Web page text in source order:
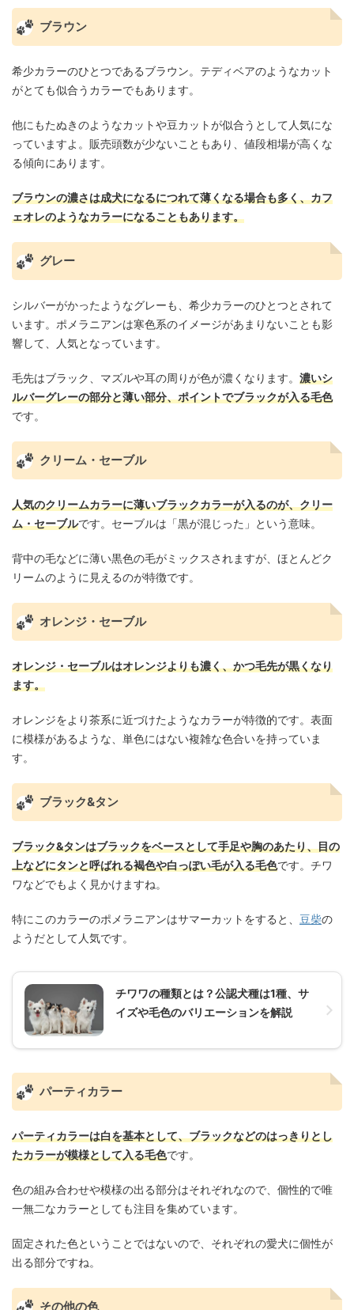
ブラウン
希少カラーのひとつであるブラウン。テディベアのようなカット
がとても似合うカラーでもあります。
他にもたぬきのようなカットや豆カットが似合うとして人気にな
っていますよ。販売頭数が少ないこともあり、値段相場が高くな
る傾向にあります。
ブラウンの濃さは成犬になるにつれて薄くなる場合も多く、カフ
ェオレのようなカラーになることもあります。
グレー
シルバーがかったようなグレーも、希少カラーのひとつとされて
います。ポメラニアンは寒色系のイメージがあまりないことも影
響して、人気となっています。
毛先はブラック、マズルや耳の周りが色が濃くなります。 濃いシ
ルバーグレーの部分と薄い部分、ポイントでブラックが入る毛色
です。
クリーム・セーブル
人気のクリームカラーに薄いブラックカラーが入るのが、クリー
ム・セーブルです。セーブルは「黒が混じった」という意味。
背中の毛などに薄い黒色の毛がミックスされますが、ほとんどク
リームのように見えるのが特徴です。
オレンジ・セーブル
オレンジ・セーブルはオレンジよりも濃く、かつ毛先が黒くなり
ます。
オレンジをより茶系に近づけたようなカラーが特徴的です。表面
に模様があるような、単色にはない複雑な色合いを持っていま
す。
ブラック&タン
ブラック&タンはブラックをベースとして手足や胸のあたり、目の
上などにタンと呼ばれる褐色や白っぽい毛が入る毛色です。チワ
ワなどでもよく見かけますね。
特にこのカラーのポメラニアンはサマーカットをすると、 豆柴の
ようだとして人気です。
チワワの種類とは？公認犬種は1種、サ
イズや毛色のバリエーションを解説
パーティカラー
パーティカラーは白を基本として、ブラックなどのはっきりとし
たカラーが模様として入る毛色です。
色の組み合わせや模様の出る部分はそれぞれなので、個性的で唯
一無二なカラーとしても注目を集めています。
固定された色ということではないので、それぞれの愛犬に個性が
出る部分ですね。
その他の色